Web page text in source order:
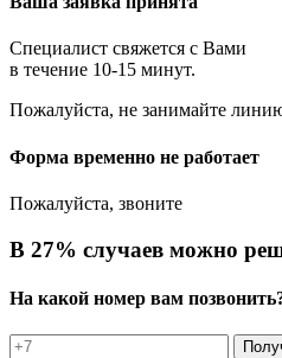
Специалист свяжется с Вами
в течение 10-15 минут.
Пожалуйста, не занимайте
Форма временно не работает
Пожалуйста, звоните
В 27% случаев можно
На какой номер вам